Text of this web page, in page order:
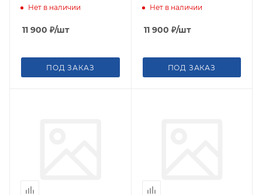
градиентный 75х100 мм
Нет в наличии
11 900 ₽/шт
ПОД ЗАКАЗ
градиентный 75х100 мм
Нет в наличии
11 900 ₽/шт
ПОД ЗАКАЗ